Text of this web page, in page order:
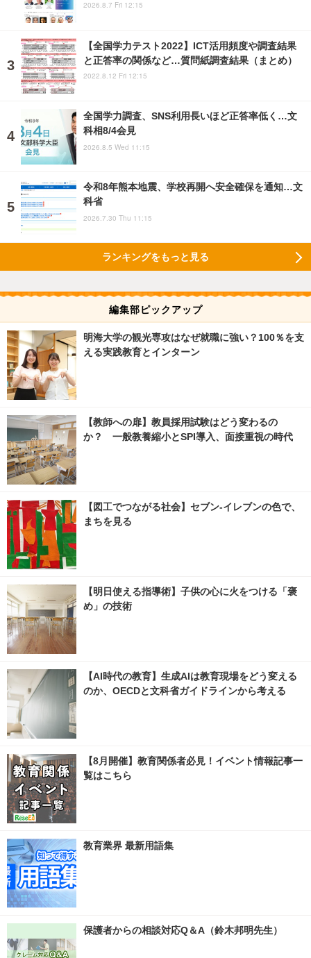
2026.8.7 Fri 12:15
【全国学力テスト2022】ICT活用頻度や調査結果
と正答率の関係など…質問紙調査結果（まとめ）
2022.8.12 Fri 12:15
全国学力調査、SNS利用長いほど正答率低く…文
科相8/4会見
2026.8.5 Wed 11:15
令和8年熊本地震、学校再開へ安全確保を通知…文
科省
2026.7.30 Thu 11:15
ランキングをもっと見る
編集部ピックアップ
明海大学の観光専攻はなぜ就職に強い？100％を支
える実践教育とインターン
【教師への扉】教員採用試験はどう変わるの
か？ 一般教養縮小とSPI導入、面接重視の時代
【図工でつながる社会】セブン‐イレブンの色で、
まちを見る
【明日使える指導術】子供の心に火をつける「褒
め」の技術
【AI時代の教育】生成AIは教育現場をどう変える
のか、OECDと文科省ガイドラインから考える
【8月開催】教育関係者必見！イベント情報記事一
覧はこちら
教育業界 最新用語集
保護者からの相談対応Q＆A（鈴木邦明先生）